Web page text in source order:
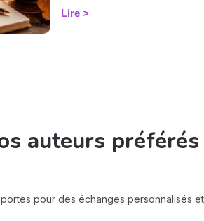
des commencements. Après un
d'août tourné vers les bilans,
Lire
auteurs préférés
pour des échanges personnalisés et